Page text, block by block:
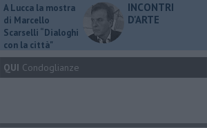
A Lucca la mostra
di Marcello
Scarselli “Dialoghi
con la città"
INCONTRI
D'ARTE
QUI Condoglianze